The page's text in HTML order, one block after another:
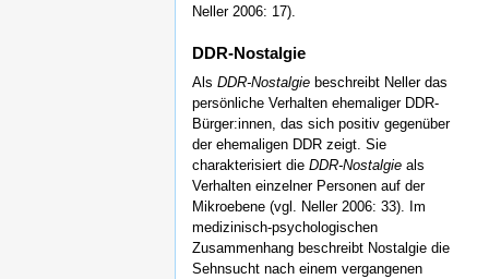
Neller 2006: 17).
DDR-Nostalgie
Als DDR-Nostalgie beschreibt Neller das
persönliche Verhalten ehemaliger DDR-
Bürger:innen, das sich positiv gegenüber
der ehemaligen DDR zeigt. Sie
charakterisiert die DDR-Nostalgie als
Verhalten einzelner Personen auf der
Mikroebene (vgl. Neller 2006: 33). Im
medizinisch-psychologischen
Zusammenhang beschreibt Nostalgie die
Sehnsucht nach einem vergangenen